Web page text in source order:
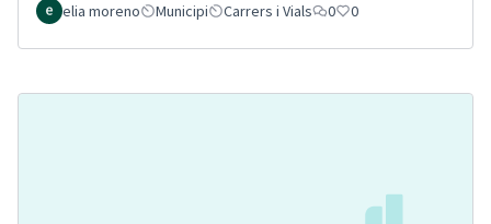
elia moreno
Municipi Carrers i Vials 0 0